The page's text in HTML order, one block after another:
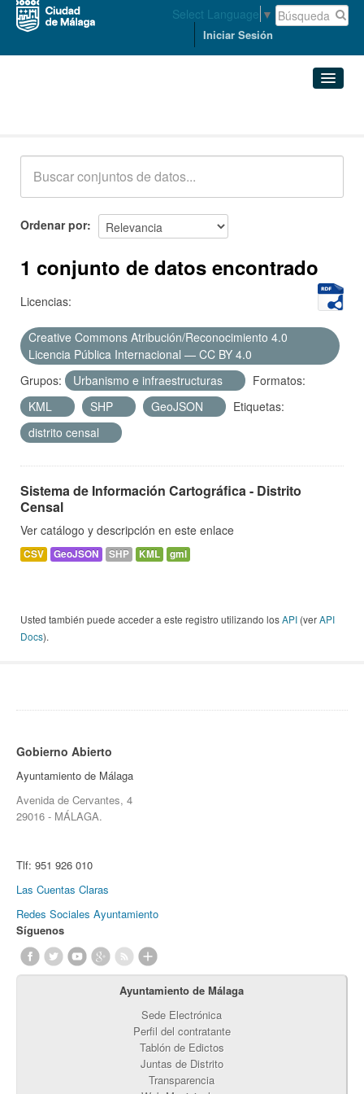
Select Language ▼
Iniciar Sesión
Acerca de
Ordenar por
1 conjunto de datos encontrado
Licencias:
Creative Commons Atribución/Reconocimiento 4.0
Licencia Pública Internacional — CC BY 4.0
Grupos:
Urbanismo e infraestructuras
Formatos:
KML
SHP GeoJSON
Etiquetas:
distrito censal
Sistema de Información Cartográfica - Distrito
Censal
Ver catálogo y descripción en este enlace
CSV GeoJSON SHP KML gml
Usted también puede acceder a este registro utilizando losAPI (verAPI
Docs).
Gobierno Abierto
Ayuntamiento de Málaga
Avenida de Cervantes, 4
29016 - MÁLAGA.
Tlf: 951 926 010
Las Cuentas Claras
Redes Sociales Ayuntamiento
Síguenos
Ayuntamiento de Málaga
Sede Electrónica
Perfil del contratante
Tablón de Edictos
Juntas de Distrito
Transparencia